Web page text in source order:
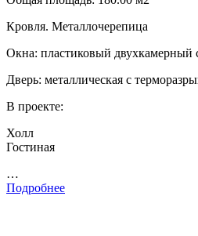
Кровля. Металлочерепица
Окна: пластиковый двухкамерный
Дверь: металлическая с
В проекте:
Холл
Гостиная
…
Подробнее